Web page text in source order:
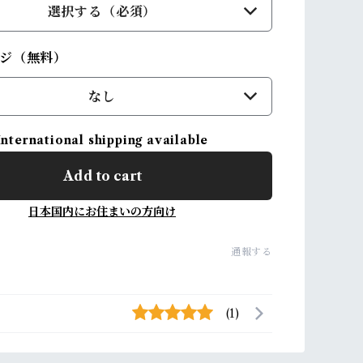
選択する（必須）
（無料）
なし
shipping available
Add to cart
日本国内にお住まいの方向け
通報する
(1)